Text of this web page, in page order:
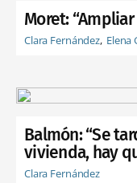
Moret:
Clara Fernández Elena
Balmón: “Se
vivienda, hay
Clara Fernández